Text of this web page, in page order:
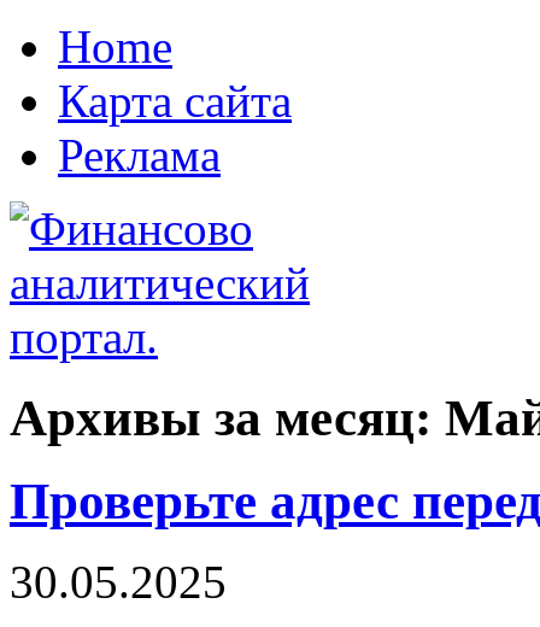
Home
Карта сайта
Реклама
Архивы за месяц:
Проверьте адрес
30.05.2025